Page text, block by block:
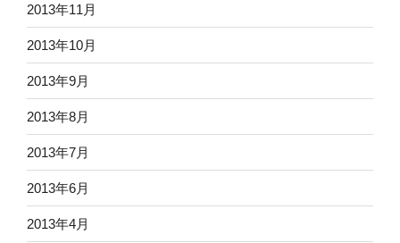
2013年11月
2013年10月
2013年9月
2013年8月
2013年7月
2013年6月
2013年4月